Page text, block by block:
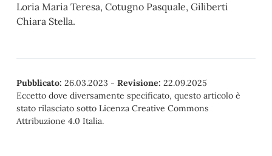
Loria Maria Teresa, Cotugno Pasquale, Giliberti
Chiara Stella.
Pubblicato: 26.03.2023 - Revisione: 22.09.2025
Eccetto dove diversamente specificato, questo articolo è
stato rilasciato sotto Licenza Creative Commons
Attribuzione 4.0 Italia.